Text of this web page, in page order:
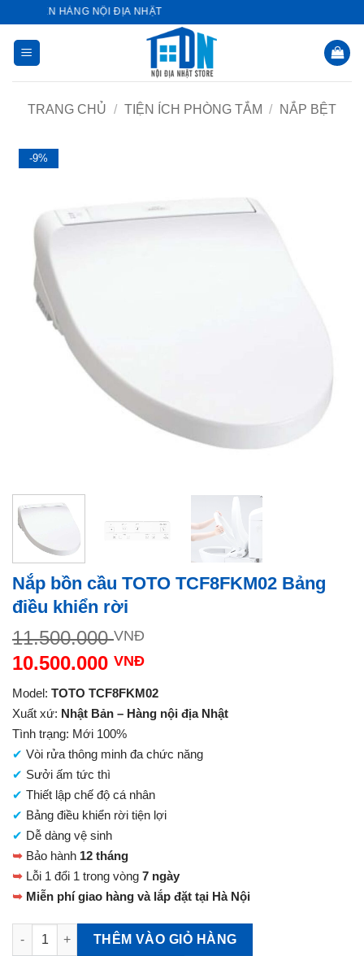
dung
HÀNG NỘI ĐỊA NHẬT
TRANG CHỦ / TIỆN ÍCH PHÒNG TẮM / NẮP BỆT
-9%
Nắp bồn cầu TOTO TCF8FKM02 Bảng
điều khiển rời
11.500.000VNĐ
11.500.000 VNĐ.
10.500.000 VNĐ
hiện
tại
là:
10.500.000 VNĐ.
Model: TOTO TCF8FKM02
Xuất xứ: Nhật Bản – Hàng nội địa Nhật
Tình trạng: Mới 100%
✔ Vòi rửa thông minh đa chức năng
✔ Sưởi ấm tức thì
✔ Thiết lập chế độ cá nhân
✔ Bảng điều khiển rời tiện lợi
✔ Dễ dàng vệ sinh
➥ Bảo hành 12 tháng
➥ Lỗi 1 đổi 1 trong vòng 7 ngày
➥ Miễn phí giao hàng và lắp đặt tại Hà Nội
Nắp bồn cầu TOTO TCF8FKM02 Bảng điều khiển rời số lượng
THÊM VÀO GIỎ HÀNG